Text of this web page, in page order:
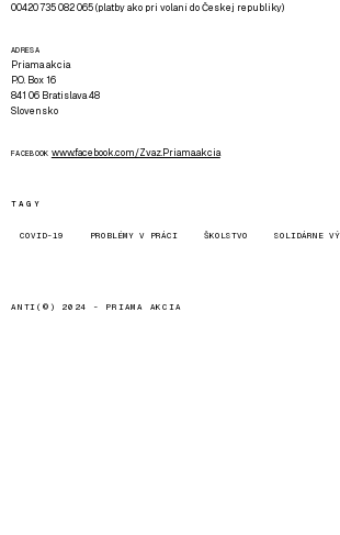
00420 735 082 065 (platby ako pri volaní do Českej republiky)
ADRESA
Priama akcia
P.O. Box 16
841 06 Bratislava 48
Slovensko
FACEBOOK www.facebook.com/Zvaz.Priama.akcia
TAGY
COVID-19 PROBLÉMY V PRÁCI ŠKOLSTVO SOLIDÁRNE
ANTI(©) 2024 - PRIAMA AKCIA